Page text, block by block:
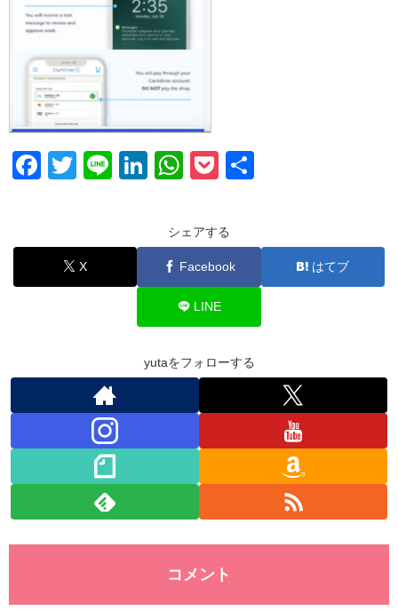
F
e
b
T
er
Li
Li
e
dI
W
at
s
A
p
p
P
ck
et
シェアする
X Facebook はてブ
LINE
yutaをフォローする
コメント